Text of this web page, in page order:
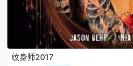
纹身师2017